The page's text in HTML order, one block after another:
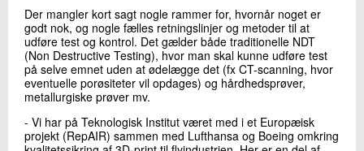
Der mangler kort sagt nogle rammer for, hvornår noget er
godt nok, og nogle fælles retningslinjer og metoder til at
udføre test og kontrol. Det gælder både traditionelle NDT
(Non Destructive Testing), hvor man skal kunne udføre test
på selve emnet uden at ødelægge det (fx CT-scanning, hvor
eventuelle porøsiteter vil opdages) og hårdhedsprøver,
metallurgiske prøver mv.
- Vi har på Teknologisk Institut været med i et Europæisk
projekt (RepAIR) sammen med Lufthansa og Boeing omkring